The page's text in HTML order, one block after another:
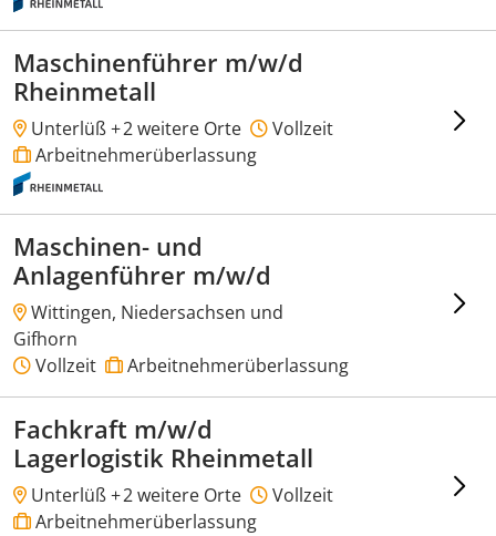
Maschinenführer m/w/d
Rheinmetall
Unterlüß +2 weitere Orte
Vollzeit
Arbeitnehmerüberlassung
Maschinen- und
Anlagenführer m/w/d
Wittingen, Niedersachsen und
Gifhorn
Vollzeit
Arbeitnehmerüberlassung
Fachkraft m/w/d
Lagerlogistik Rheinmetall
Unterlüß +2 weitere Orte
Vollzeit
Arbeitnehmerüberlassung